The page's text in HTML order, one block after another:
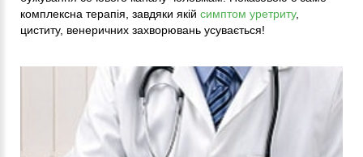
комплексна терапія, завдяки якій симптом уретриту,
циститу, венеричних захворювань усувається!